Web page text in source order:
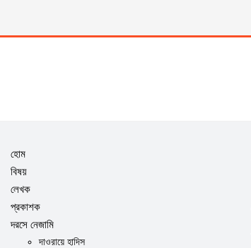
হোম
বিষয়
লেখক
প্রকাশক
দরসে নেজামি
দাওরায়ে হাদিস